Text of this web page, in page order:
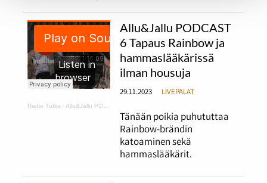
Radio Tutka · Allu&Jallu PODCAST 6 Tapaus Rainbow ja hammaslääkärissä ilman housuja
Allu&Jallu PODCAST
6 Tapaus Rainbow ja
hammaslääkärissä
ilman housuja
29.11.2023 LIVEPALAT
Tänään poikia puhututtaa
Rainbow-brändin
katoaminen sekä
hammaslääkärit.